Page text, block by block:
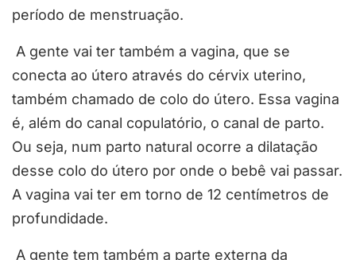
período de menstruação.
A gente vai ter também a vagina, que se
conecta ao útero através do cérvix uterino,
também chamado de colo do útero. Essa vagina
é, além do canal copulatório, o canal de parto.
Ou seja, num parto natural ocorre a dilatação
desse colo do útero por onde o bebê vai passar.
A vagina vai ter em torno de 12 centímetros de
profundidade.
A gente tem também a parte externa da